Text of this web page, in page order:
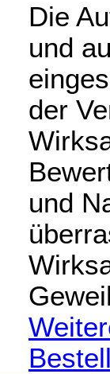
Die
und
der
und